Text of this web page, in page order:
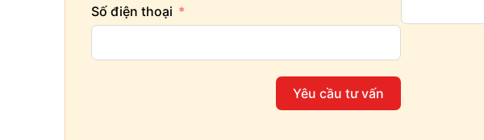
Số điện thoại
Yêu cầu tư vấn